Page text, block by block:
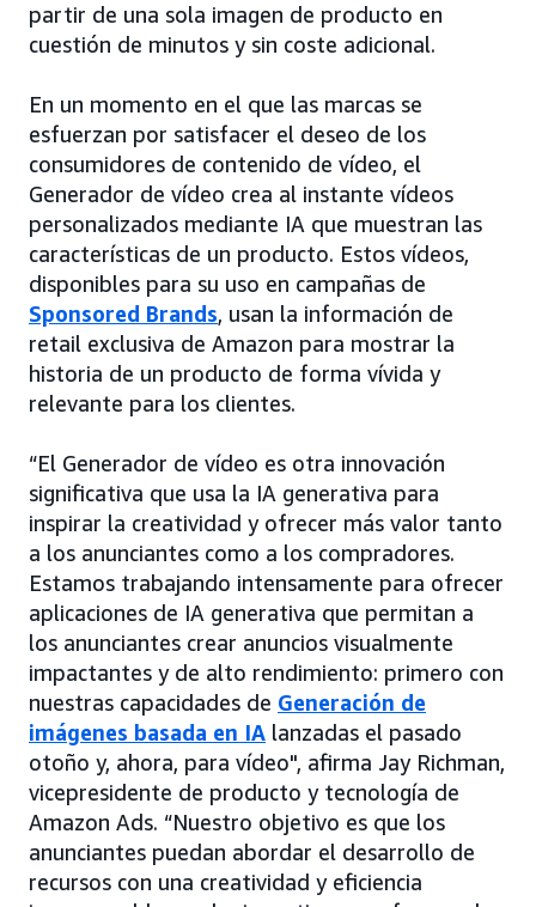
partir de una sola imagen de producto en
cuestión de minutos y sin coste adicional.
En un momento en el que las marcas se
esfuerzan por satisfacer el deseo de los
consumidores de contenido de vídeo, el
Generador de vídeo crea al instante vídeos
personalizados mediante IA que muestran las
características de un producto. Estos vídeos,
disponibles para su uso en campañas de
Sponsored Brands, usan la información de
retail exclusiva de Amazon para mostrar la
historia de un producto de forma vívida y
relevante para los clientes.
“El Generador de vídeo es otra innovación
significativa que usa la IA generativa para
inspirar la creatividad y ofrecer más valor tanto
a los anunciantes como a los compradores.
Estamos trabajando intensamente para ofrecer
aplicaciones de IA generativa que permitan a
los anunciantes crear anuncios visualmente
impactantes y de alto rendimiento: primero con
nuestras capacidades de Generación de
imágenes basada en IA lanzadas el pasado
otoño y, ahora, para vídeo", afirma Jay Richman,
vicepresidente de producto y tecnología de
Amazon Ads. “Nuestro objetivo es que los
anunciantes puedan abordar el desarrollo de
recursos con una creatividad y eficiencia